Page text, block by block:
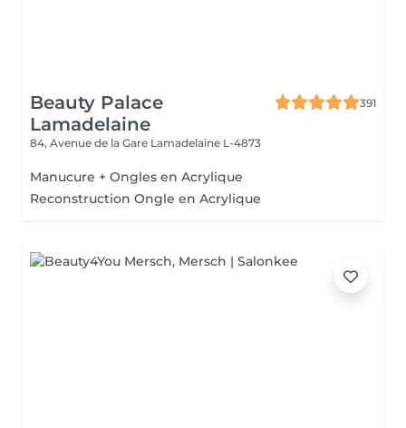
Beauty Palace
Lamadelaine
391
84, Avenue de la Gare Lamadelaine L-4873
Manucure + Ongles en Acrylique
Reconstruction Ongle en Acrylique